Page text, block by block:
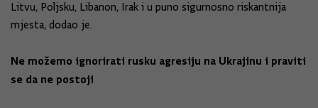
Litvu, Poljsku, Libanon, Irak i u puno sigurnosno riskantnija
mjesta, dodao je.
Ne možemo ignorirati rusku agresiju na Ukrajinu i praviti
se da ne postoji